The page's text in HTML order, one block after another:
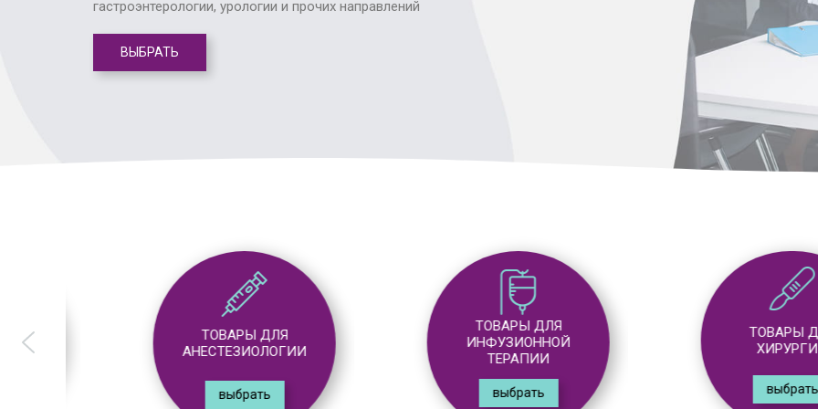
гастроэнтерологии, урологии и прочих направлений
ВЫБРАТЬ
ТОВАРЫ ДЛЯ
АНЕСТЕЗИОЛОГИИ
выбрать
ТОВАРЫ ДЛЯ
ИНФУЗИОННОЙ
ТЕРАПИИ
выбрать
ТОВАРЫ ДЛЯ
ХИРУРГИИ
выбрать